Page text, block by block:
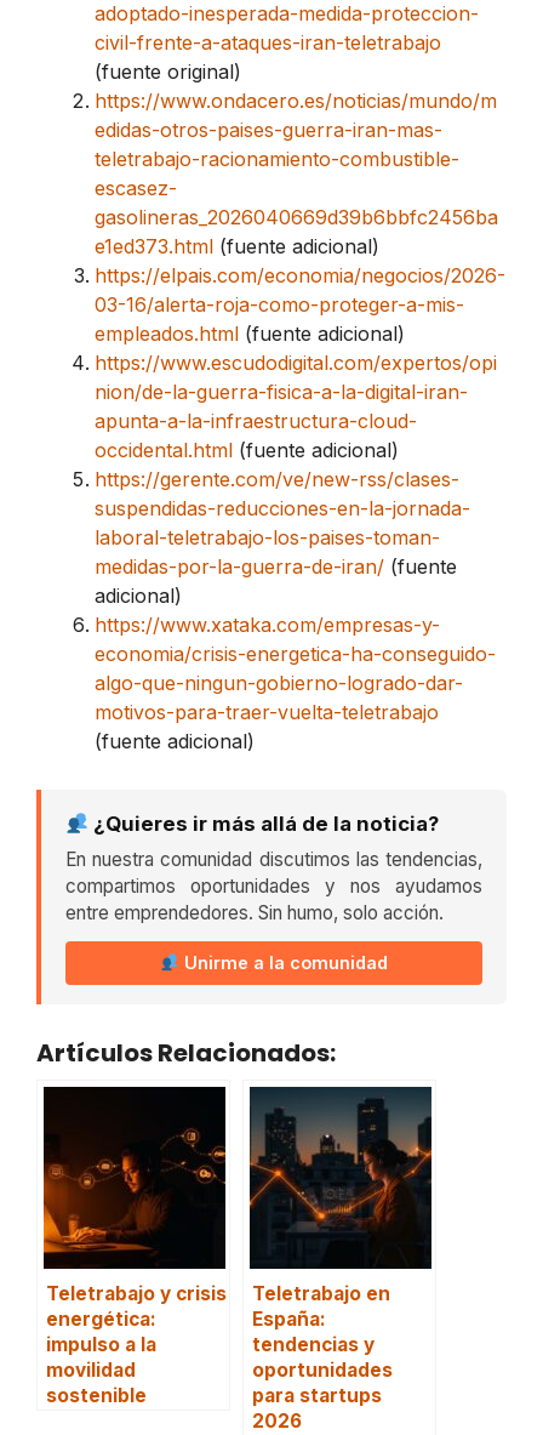
adoptado-inesperada-medida-proteccion-
civil-frente-a-ataques-iran-teletrabajo
(fuente original)
https://www.ondacero.es/noticias/mundo/m
edidas-otros-paises-guerra-iran-mas-
teletrabajo-racionamiento-combustible-
escasez-
gasolineras_2026040669d39b6bbfc2456ba
e1ed373.html (fuente adicional)
https://elpais.com/economia/negocios/2026-
03-16/alerta-roja-como-proteger-a-mis-
empleados.html (fuente adicional)
https://www.escudodigital.com/expertos/opi
nion/de-la-guerra-fisica-a-la-digital-iran-
apunta-a-la-infraestructura-cloud-
occidental.html (fuente adicional)
https://gerente.com/ve/new-rss/clases-
suspendidas-reducciones-en-la-jornada-
laboral-teletrabajo-los-paises-toman-
medidas-por-la-guerra-de-iran/ (fuente
adicional)
https://www.xataka.com/empresas-y-
economia/crisis-energetica-ha-conseguido-
algo-que-ningun-gobierno-logrado-dar-
motivos-para-traer-vuelta-teletrabajo
(fuente adicional)
¿Quieres ir más allá de la noticia?
En nuestra comunidad discutimos las tendencias,
compartimos oportunidades y nos ayudamos
entre emprendedores. Sin humo, solo acción.
Unirme a la comunidad
Artículos Relacionados:
Teletrabajo y crisis
energética:
impulso a la
movilidad
sostenible
Teletrabajo en
España:
tendencias y
oportunidades
para startups
2026